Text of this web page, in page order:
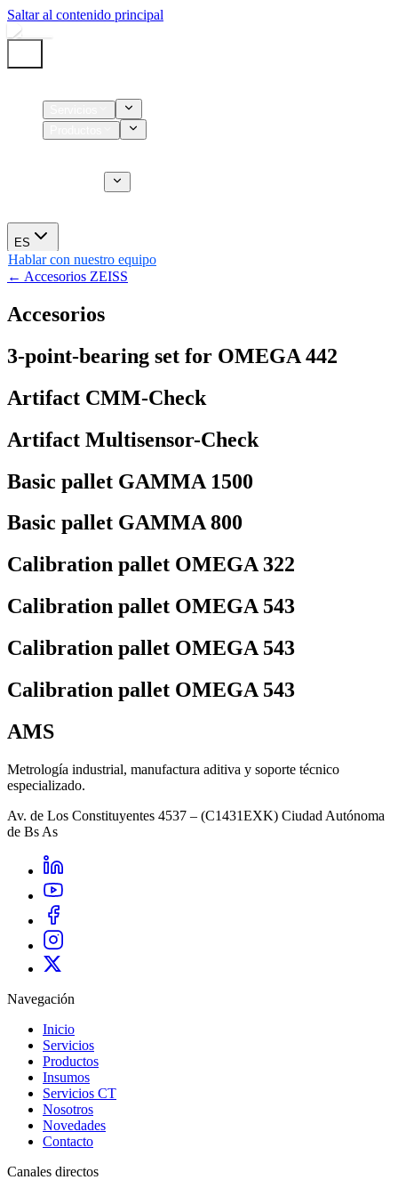
Saltar al contenido principal
ES
Hablar con nuestro equipo
← Accesorios ZEISS
Accesorios
3-point-bearing set for OMEGA 442
Artifact CMM-Check
Artifact Multisensor-Check
Basic pallet GAMMA 1500
Basic pallet GAMMA 800
Calibration pallet OMEGA 322
Calibration pallet OMEGA 543
Calibration pallet OMEGA 543
Calibration pallet OMEGA 543
AMS
Metrología industrial, manufactura aditiva y soporte técnico
especializado.
Av. de Los Constituyentes 4537 – (C1431EXK) Ciudad Autónoma
de Bs As
Navegación
Inicio
Servicios
Productos
Insumos
Servicios CT
Nosotros
Novedades
Contacto
Canales directos